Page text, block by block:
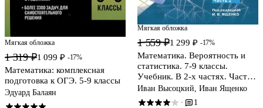
Мягкая обложка
1 319 ₽1 099 ₽ -17%
Математика: комплексная
подготовка к ОГЭ. 5-9 классы
Эдуард Балаян
Мягкая обложка
1 559 ₽1 299 ₽ -17%
Математика. Вероятность и
статистика. 7-9 классы.
Учебник. В 2-х частях. Часть
2. Базовый уровень
Иван Высоцкий, Иван Ященко
· 1